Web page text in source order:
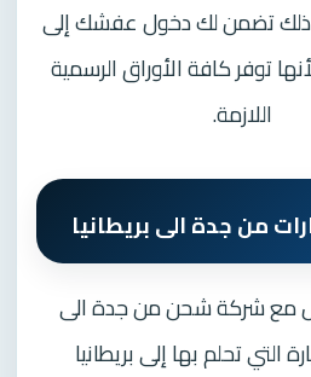
ذلك تضمن لك دخول عفشك إلى
توفر كافة الأوراق الرسمية
اللازمة.
من جدة الى بريطانيا
مع شركة شحن من جدة الى
التي تحلم بها إلى بريطانيا